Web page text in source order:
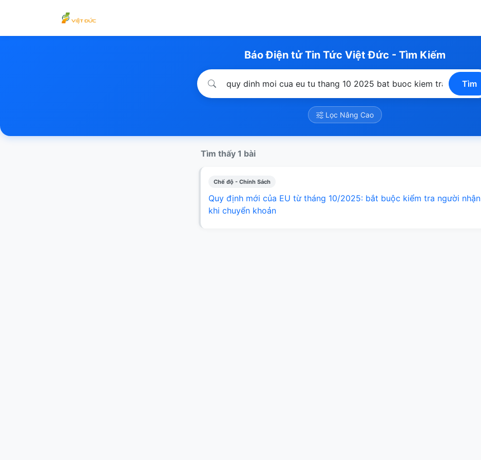
Báo Điện tử Tin Tức Việt Đức - Tìm Kiếm
Tìm
Lọc Nâng Cao
Tìm thấy 1 bài
Chế độ - Chính Sách
Quy định mới của EU từ tháng 10/2025: bắt buộc kiểm tra người nhận
khi chuyển khoản